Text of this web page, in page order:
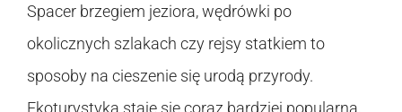
Spacer brzegiem jeziora, wędrówki po
okolicznych szlakach czy rejsy statkiem to
sposoby na cieszenie się urodą przyrody.
Ekoturystyka staje się coraz bardziej popularna,